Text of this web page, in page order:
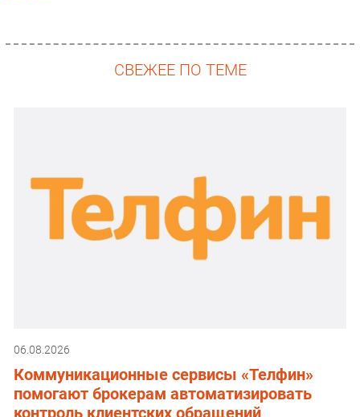
СВЕЖЕЕ ПО ТЕМЕ
06.08.2026
Коммуникационные сервисы «Телфин»
помогают брокерам автоматизировать
контроль клиентских обращений